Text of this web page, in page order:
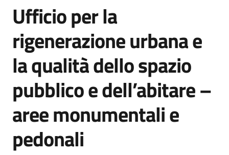
Ufficio per la
rigenerazione urbana e
la qualità dello spazio
pubblico e dell’abitare –
aree monumentali e
pedonali